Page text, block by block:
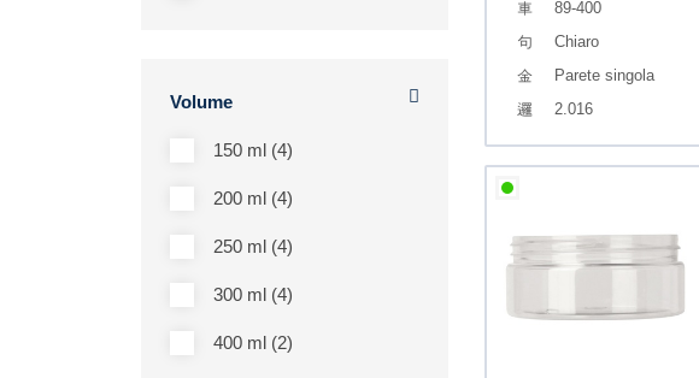
Volume
150 ml (4)
200 ml (4)
250 ml (4)
300 ml (4)
400 ml (2)
89-400
Chiaro
Parete singola
2.016